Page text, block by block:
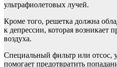
ультрафиолетовых лучей.
Кроме того, решетка должна
к депрессии, которая возникает
воздуха.
Специальный фильтр или отсос,
помогает предотвратить